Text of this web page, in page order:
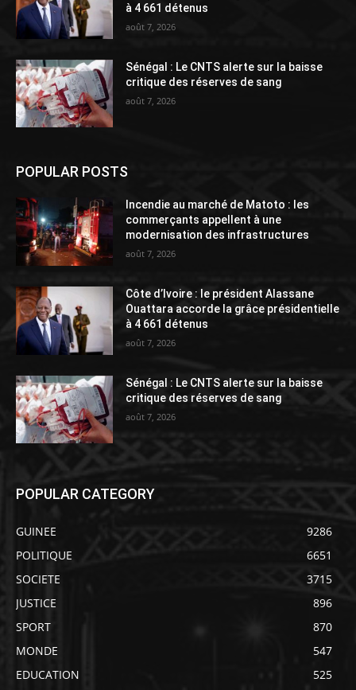
à 4 661 détenus
août 7, 2026
Sénégal : Le CNTS alerte sur la baisse
critique des réserves de sang
août 7, 2026
POPULAR POSTS
Incendie au marché de Matoto : les
commerçants appellent à une
modernisation des infrastructures
août 7, 2026
Côte d’Ivoire : le président Alassane
Ouattara accorde la grâce présidentielle
à 4 661 détenus
août 7, 2026
Sénégal : Le CNTS alerte sur la baisse
critique des réserves de sang
août 7, 2026
POPULAR CATEGORY
GUINEE
9286
POLITIQUE
6651
SOCIETE
3715
JUSTICE
896
SPORT
870
MONDE
547
EDUCATION
525